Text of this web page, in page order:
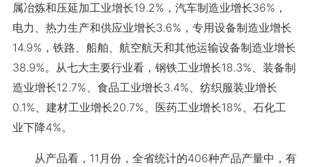
属冶炼和压延加工业增长19.2%，汽车制造业增长36%，
电力、热力生产和供应业增长3.6%，专用设备制造业增长
14.9%，铁路、船舶、航空航天和其他运输设备制造业增长
38.9%。从七大主要行业看，钢铁工业增长18.3%、装备制
造业增长12.7%、食品工业增长3.4%、纺织服装业增长
0.1%、建材工业增长20.7%、医药工业增长18%、石化工
业下降4%。
从产品看，11月份，全省统计的406种产品产量中，有